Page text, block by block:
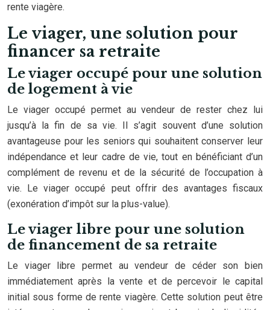
rente viagère.
Le viager, une solution pour
financer sa retraite
Le viager occupé pour une solution
de logement à vie
Le viager occupé permet au vendeur de rester chez lui
jusqu’à la fin de sa vie. Il s’agit souvent d’une solution
avantageuse pour les seniors qui souhaitent conserver leur
indépendance et leur cadre de vie, tout en bénéficiant d’un
complément de revenu et de la sécurité de l’occupation à
vie. Le viager occupé peut offrir des avantages fiscaux
(exonération d’impôt sur la plus-value).
Le viager libre pour une solution
de financement de sa retraite
Le viager libre permet au vendeur de céder son bien
immédiatement après la vente et de percevoir le capital
initial sous forme de rente viagère. Cette solution peut être